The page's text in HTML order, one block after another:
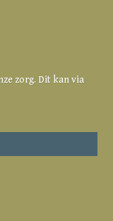
zorg. Dit kan via